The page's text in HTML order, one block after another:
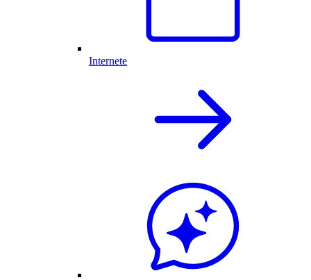
Internete